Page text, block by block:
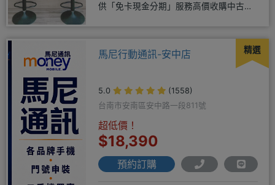
供「免卡現金分期」服務高價收購中古機
精選
馬尼行動通訊-安中店
5.0
(1558)
台南市安南區安中路一段811號
超低價！
$18,390
預約訂購